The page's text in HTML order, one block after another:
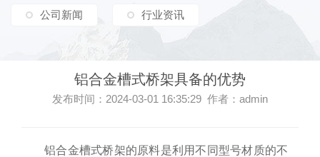
公司新闻 行业资讯
铝合金槽式桥架具备的优势
发布时间：2024-03-01 16:35:29 作者：admin
铝合金槽式桥架的原料是利用不同型号材质的不